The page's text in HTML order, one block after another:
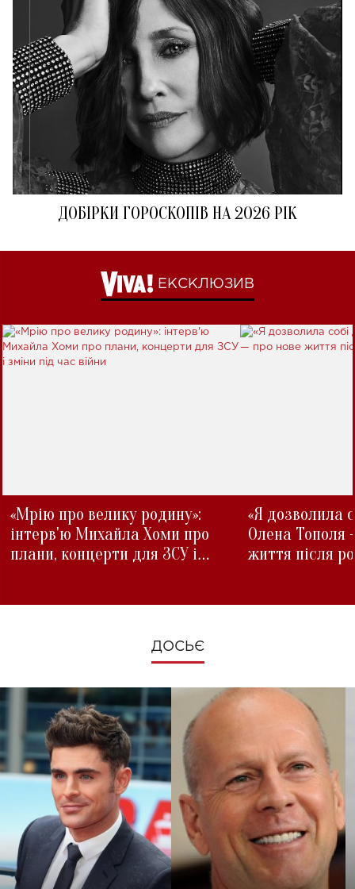
ДОБІРКИ ГОРОСКОПІВ НА 2026 РІК
ЕКСКЛЮЗИВ
«Мрію про велику родину»:
інтерв'ю Михайла Хоми про
плани, концерти для ЗСУ і
«Я дозволила
Олена Тополя
життя після
ДОСЬЄ